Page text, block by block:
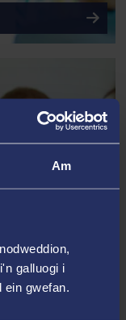
Am
galluogi i
gwefan.